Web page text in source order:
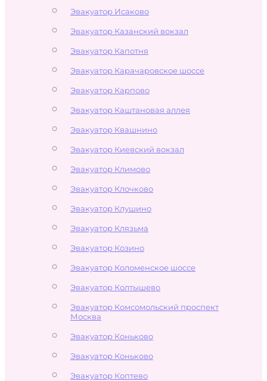
Эвакуатор Исаково
Эвакуатор Казанский вокзал
Эвакуатор Капотня
Эвакуатор Карачаровское шоссе
Эвакуатор Карпово
Эвакуатор Каштановая аллея
Эвакуатор Квашнино
Эвакуатор Киевский вокзал
Эвакуатор Климово
Эвакуатор Клочково
Эвакуатор Клушино
Эвакуатор Клязьма
Эвакуатор Козино
Эвакуатор Коломенское шоссе
Эвакуатор Колтышево
Эвакуатор Комсомольский проспект
Москва
Эвакуатор Коньково
Эвакуатор Коньково
Эвакуатор Коптево